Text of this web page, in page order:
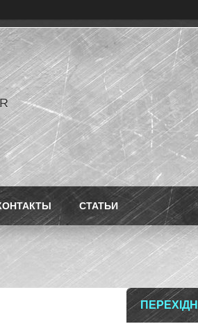
СТАТЬИ